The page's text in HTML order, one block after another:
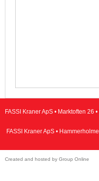
FASSI Kraner ApS • Marktoften 26
FASSI Kraner ApS •
Created and hosted by Group Online